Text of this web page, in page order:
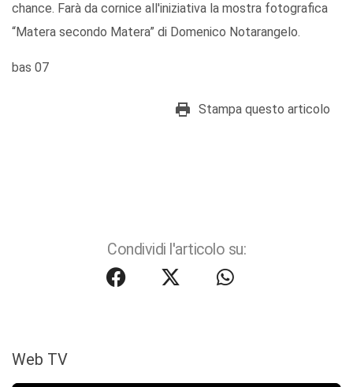
chance. Farà da cornice all'iniziativa la mostra fotografica
“Matera secondo Matera” di Domenico Notarangelo.
bas 07
Stampa questo articolo
Condividi l'articolo su:
Web TV